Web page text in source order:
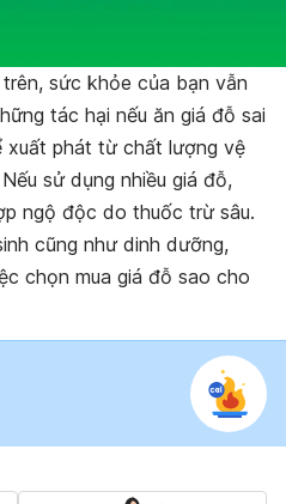
sức khỏe của bạn vẫn
tác hại nếu ăn giá đỗ sai
xuất phát từ chất lượng vệ
sử dụng nhiều giá đỗ,
ngộ độc do thuốc trừ sâu.
cũng như dinh dưỡng,
chọn mua giá đỗ sao cho